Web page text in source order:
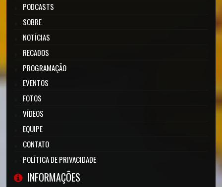
PODCASTS
SOBRE
NOTÍCIAS
RECADOS
PROGRAMAÇÃO
EVENTOS
FOTOS
VÍDEOS
EQUIPE
CONTATO
POLÍTICA DE PRIVACIDADE
INFORMAÇÕES